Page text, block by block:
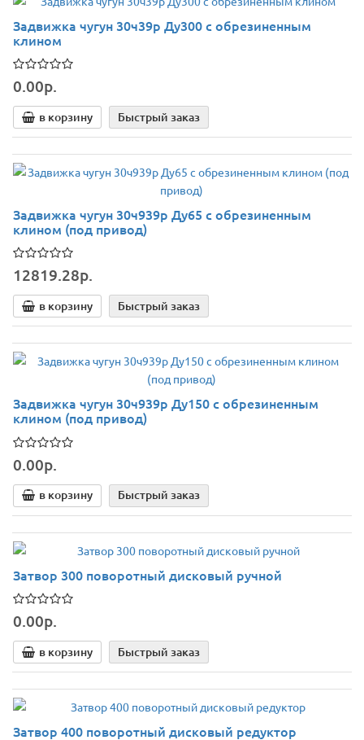
Задвижка чугун 30ч39р Ду300 с обрезиненным
клином
0.00р.
в корзину Быстрый заказ
Задвижка чугун 30ч939р Ду65 с обрезиненным
клином (под привод)
12819.28р.
в корзину Быстрый заказ
Задвижка чугун 30ч939р Ду150 с обрезиненным
клином (под привод)
0.00р.
в корзину Быстрый заказ
Затвор 300 поворотный дисковый ручной
0.00р.
в корзину Быстрый заказ
Затвор 400 поворотный дисковый редуктор